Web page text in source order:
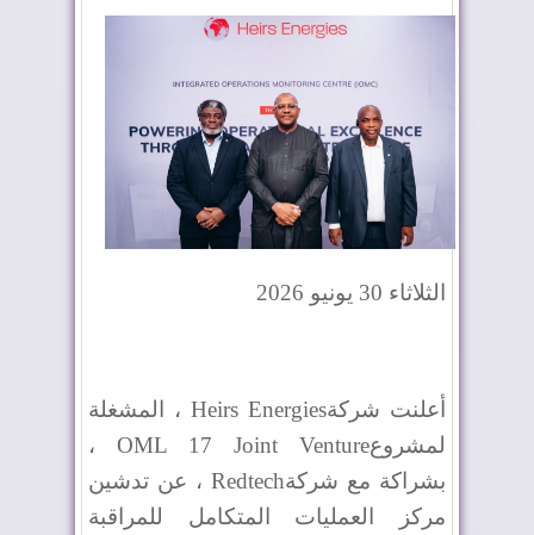
الثلاثاء 30 يونيو 2026
أعلنت شركةHeirs Energies ، المشغلة
لمشروعOML 17 Joint Venture ،
بشراكة مع شركةRedtech ، عن تدشين
مركز العمليات المتكامل للمراقبة